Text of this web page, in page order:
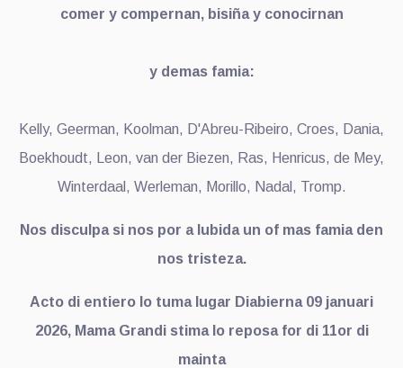
comer y compernan, bisiña y conocirnan
y demas famia:
Kelly, Geerman, Koolman, D'Abreu-Ribeiro, Croes, Dania,
Boekhoudt, Leon, van der Biezen, Ras, Henricus, de Mey,
Winterdaal, Werleman, Morillo, Nadal, Tromp.
Nos disculpa si nos por a lubida un of mas famia den
nos tristeza.
Acto di entiero lo tuma lugar Diabierna 09 januari
2026, Mama Grandi stima lo reposa for di 11or di
mainta